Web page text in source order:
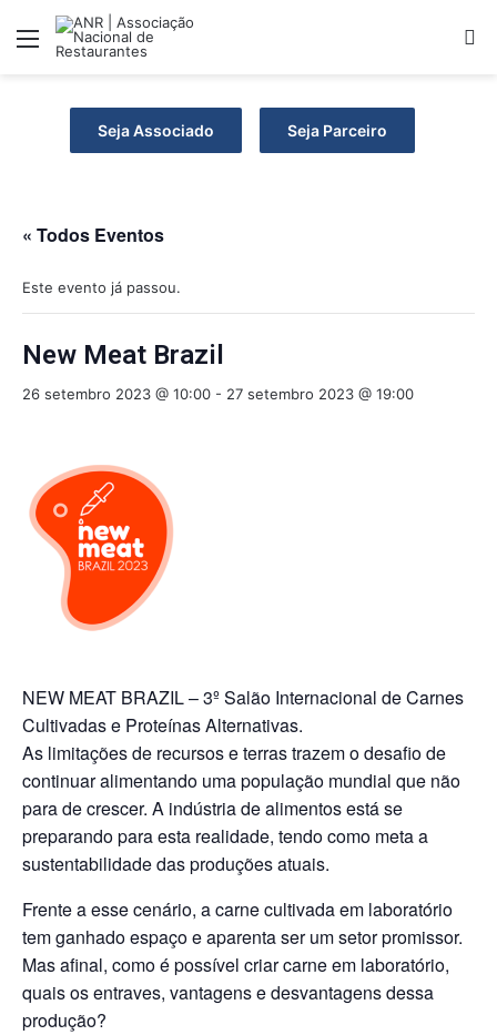
Menu
Seja Associado Seja Parceiro
« Todos Eventos
Este evento já passou.
New Meat Brazil
26 setembro 2023 @ 10:00 - 27 setembro 2023 @ 19:00
NEW MEAT BRAZIL – 3º Salão Internacional de Carnes
Cultivadas e Proteínas Alternativas.
As limitações de recursos e terras trazem o desafio de
continuar alimentando uma população mundial que não
para de crescer. A indústria de alimentos está se
preparando para esta realidade, tendo como meta a
sustentabilidade das produções atuais.
Frente a esse cenário, a carne cultivada em laboratório
tem ganhado espaço e aparenta ser um setor promissor.
Mas afinal, como é possível criar carne em laboratório,
quais os entraves, vantagens e desvantagens dessa
produção?